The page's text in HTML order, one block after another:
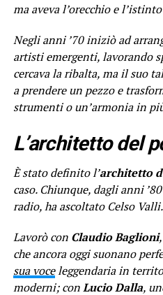
ma aveva l’orecchio e
Negli anni ’70 iniziò ad
artisti emergenti, lavorando
cercava la ribalta, ma il suo
a prendere un pezzo e
strumenti o un’armonia in
L’architetto del
È stato definito l’architetto
caso. Chiunque, dagli anni
radio, ha ascoltato Celso Valli.
Lavorò con Claudio Baglioni
che ancora oggi suonano
sua voceleggendaria in
moderni; conLucio Dalla,